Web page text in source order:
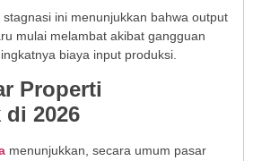
ini menunjukkan bahwa output
mulai melambat akibat gangguan
biaya input produksi.
Properti
2026
menunjukkan, secara umum pasar